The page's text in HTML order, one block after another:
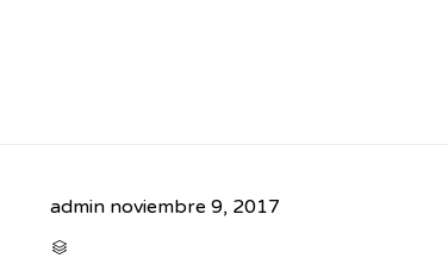
admin noviembre 9, 2017
